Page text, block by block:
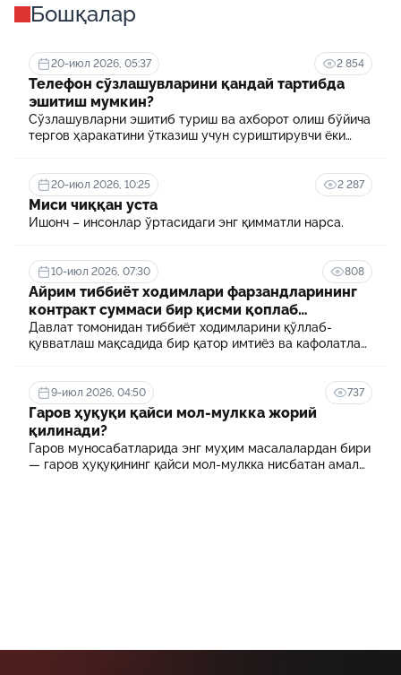
Бошқалар
20-июл 2026, 05:37 2 854
Телефон сўзлашувларини қандай тартибда
эшитиш мумкин?
Сўзлашувларни эшитиб туриш ва ахборот олиш бўйича
тергов ҳаракатини ўтказиш учун суриштирувчи ёки
20-июл 2026, 10:25 2 287
Миси чиққан уста
Ишонч – инсонлар ўртасидаги энг қимматли нарса.
10-июл 2026, 07:30 808
Айрим тиббиёт ходимлари фарзандларининг
контракт суммаси бир қисми қоплаб
берилади
Давлат томонидан тиббиёт ходимларини қўллаб-
қувватлаш мақсадида бир қатор имтиёз ва кафолатлар
муассасасида ўқиш учун тўланадиган контракт
маблағининг бир қисмини қоплаб бериш тартибидир
9-июл 2026, 04:50 737
Гаров ҳуқуқи қайси мол-мулкка жорий
қилинади?
Гаров муносабатларида энг муҳим масалалардан бири
— гаров ҳуқуқининг қайси мол-мулкка нисбатан амал